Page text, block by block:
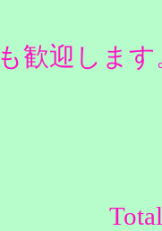
も歓迎しま
Total